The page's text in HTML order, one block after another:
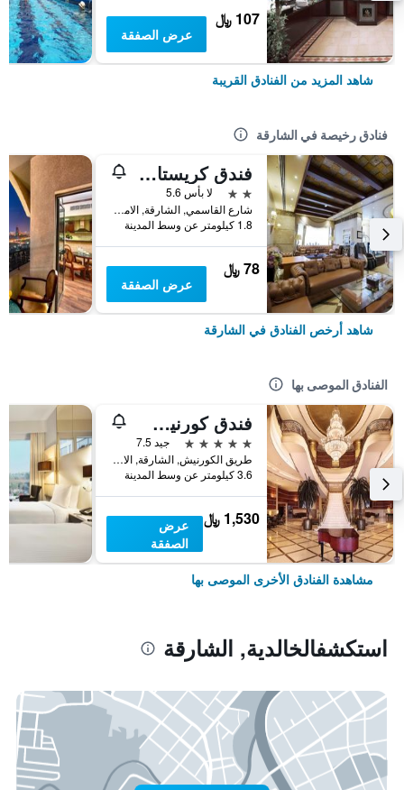
107 ﷼
عرض الصفقة
شاهد المزيد من الفنادق القريبة
فنادق رخيصة في الشارقة
فندق كريستال بلازا
2 نجمتين
لا بأس 5.6
شارع القاسمي, الشارقة, الامارات العربية المتحدة
1.8 كيلومتر عن وسط المدينة
78 ﷼
عرض الصفقة
شاهد أرخص الفنادق في الشارقة
الفنادق الموصى بها
فندق كورنيش الشارقة
5 نجوم
جيد 7.5
طريق الكورنيش, الشارقة, الامارات العربية المتحدة
3.6 كيلومتر عن وسط المدينة
1,530 ﷼
عرض
الصفقة
مشاهدة الفنادق الأخرى الموصى بها
استكشفالخالدية, الشارقة